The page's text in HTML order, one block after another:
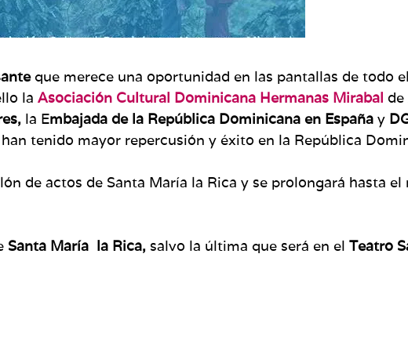
que merece una oportunidad en las pantallas de todo
la Asociación Cultural Dominicana Hermanas Mirabal de
la Embajada de la República Dominicana en España y
tenido mayor repercusión y éxito en la República
de actos de Santa María la Rica y se prolongará hasta el
Santa María la Rica, salvo la última que será en el Teatro